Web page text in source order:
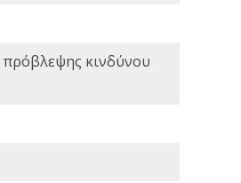
πρόβλεψης κινδύνου